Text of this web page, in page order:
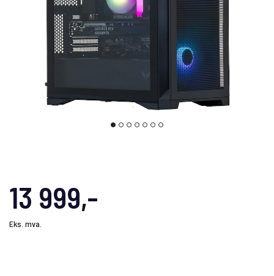
13 999,-
Eks. mva.